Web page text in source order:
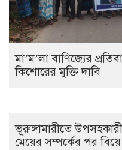
মা’ম’লা বাণিজ্যের
কিশোরের মুক্তি দাবি
ভূরুঙ্গামারীতে
মেয়ের সম্পর্কের পর বিয়ে